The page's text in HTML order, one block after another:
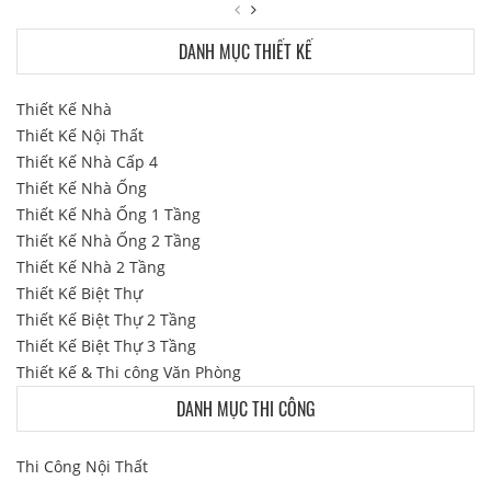
DANH MỤC THIẾT KẾ
Thiết Kế Nhà
Thiết Kế Nội Thất
Thiết Kế Nhà Cấp 4
Thiết Kế Nhà Ống
Thiết Kế Nhà Ống 1 Tầng
Thiết Kế Nhà Ống 2 Tầng
Thiết Kế Nhà 2 Tầng
Thiết Kế Biệt Thự
Thiết Kế Biệt Thự 2 Tầng
Thiết Kế Biệt Thự 3 Tầng
Thiết Kế & Thi công Văn Phòng
DANH MỤC THI CÔNG
Thi Công Nội Thất